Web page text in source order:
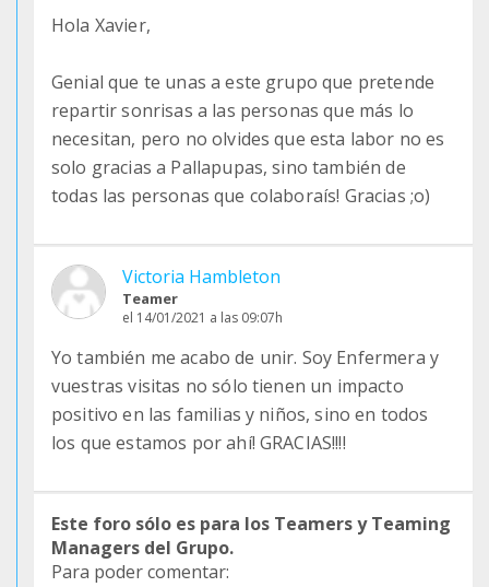
Hola Xavier,
Genial que te unas a este grupo que pretende
repartir sonrisas a las personas que más lo
necesitan, pero no olvides que esta labor no es
solo gracias a Pallapupas, sino también de
todas las personas que colaboraís! Gracias ;o)
Victoria Hambleton
Teamer
el 14/01/2021 a las 09:07h
Yo también me acabo de unir. Soy Enfermera y
vuestras visitas no sólo tienen un impacto
positivo en las familias y niños, sino en todos
los que estamos por ahí! GRACIAS!!!!
Este foro sólo es para los Teamers y Teaming
Managers del Grupo.
Para poder comentar: